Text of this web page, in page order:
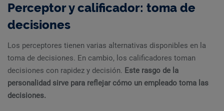
Perceptor y calificador: toma de
decisiones
Los perceptores tienen varias alternativas disponibles en la
toma de decisiones. En cambio, los calificadores toman
decisiones con rapidez y decisión. Este rasgo de la
personalidad sirve para reflejar cómo un empleado toma las
decisiones.